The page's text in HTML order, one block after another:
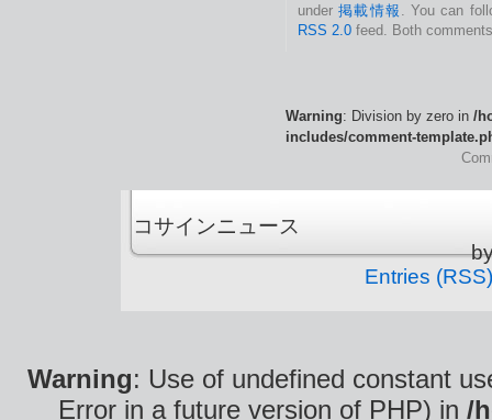
under掲載情報
. You can
RSS 2.0 feed. Both
Warning: Division by zero in /
includes/comment-
コサインニュー
Entries (RSS)
Warning: Use of undefined constant
Error in a future version of PHP) in /